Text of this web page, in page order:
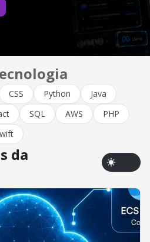
da
CSS Python
Java
SQL AWS
PHP